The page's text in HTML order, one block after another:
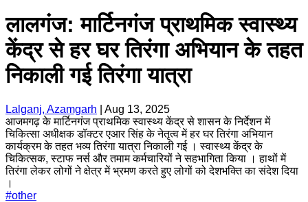
लालगंज: मार्टिनगंज प्राथमिक स्वास्थ्य
केंद्र से हर घर तिरंगा अभियान के तहत
निकाली गई तिरंगा यात्रा
Lalganj, Azamgarh
Aug 13, 2025
आजमगढ़ के मार्टिनगंज‌ प्राथमिक स्वास्थ्य केंद्र से शासन के निर्देशन में
चिकित्सा अधीक्षक डॉक्टर एआर सिंह के नेतृत्व में हर घर तिरंगा अभियान
कार्यक्रम के तहत भव्य तिरंगा यात्रा निकाली गई । स्वास्थ्य केंद्र के
चिकित्सक, स्टाफ नर्स और तमाम कर्मचारियों ने सहभागिता किया । हाथों में
तिरंगा लेकर लोगों ने क्षेत्र में भ्रमण करते हुए लोगों को देशभक्ति का संदेश दिया
।
#other